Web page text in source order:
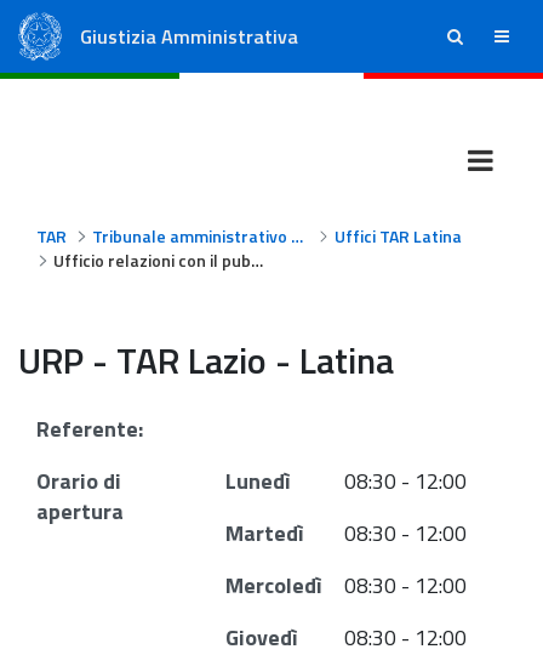
Giustizia Amministrativa ricerca menu
TAR Tribunale amministrativo regionale per il Lazio - Latina
Uffici TAR Latina
Ufficio relazioni con il pubblico
URP - TAR Lazio - Latina
Referente:
Orario di
apertura
Lunedì
08:30 - 12:00
Martedì
08:30 - 12:00
Mercoledì
08:30 - 12:00
Giovedì
08:30 - 12:00